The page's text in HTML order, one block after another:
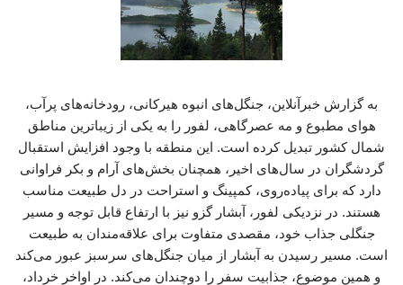
به گزارش خبرآنلاین، جنگل‌های انبوه هیرکانی، رودخانه‌های پرآب،
هوای مطبوع و مه عصرگاهی، لفور را به یکی از زیباترین مناطق
شمال کشور تبدیل کرده است. این منطقه با وجود افزایش استقبال
گردشگران در سال‌های اخیر، همچنان بخش‌های آرام و بکر فراوانی
دارد که برای پیاده‌روی، کمپینگ و استراحت در دل طبیعت مناسب
هستند. در نزدیکی لفور، آبشار گزو نیز با ارتفاع قابل توجه و مسیر
جنگلی جذاب خود، مقصدی متفاوت برای علاقه‌مندان به طبیعت
است. مسیر رسیدن به آبشار از میان جنگل‌های سرسبز عبور می‌کند
و همین موضوع، جذابیت سفر را دوچندان می‌کند. در اواخر خرداد،